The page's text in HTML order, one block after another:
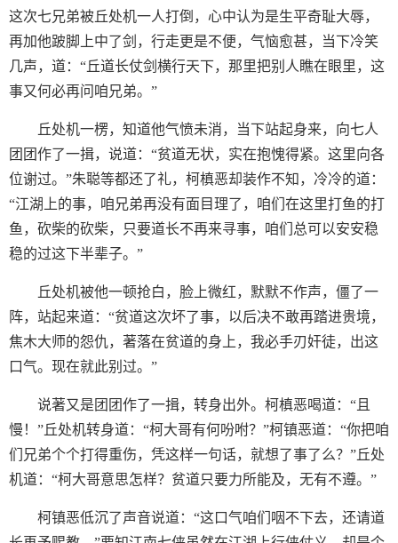
这次七兄弟被丘处机一人打倒，心中认为是生平奇耻大辱，
再加他跛脚上中了剑，行走更是不便，气恼愈甚，当下冷笑
几声，道：“丘道长仗剑横行天下，那里把别人瞧在眼里，这
事又何必再问咱兄弟。”
丘处机一楞，知道他气愤未消，当下站起身来，向七人
团团作了一揖，说道：“贫道无状，实在抱愧得紧。这里向各
位谢过。”朱聪等都还了礼，柯槙恶却装作不知，冷冷的道：
“江湖上的事，咱兄弟再没有面目理了，咱们在这里打鱼的打
鱼，砍柴的砍柴，只要道长不再来寻事，咱们总可以安安稳
稳的过这下半辈子。”
丘处机被他一顿抢白，脸上微红，默默不作声，僵了一
阵，站起来道：“贫道这次坏了事，以后决不敢再踏进贵境，
焦木大师的怨仇，著落在贫道的身上，我必手刃奸徒，出这
口气。现在就此别过。”
说著又是团团作了一揖，转身出外。柯槙恶喝道：“且
慢！”丘处机转身道：“柯大哥有何吩咐？”柯镇恶道：“你把咱
们兄弟个个打得重伤，凭这样一句话，就想了事了么？”丘处
机道：“柯大哥意思怎样？贫道只要力所能及，无有不遵。”
柯镇恶低沉了声音说道：“这口气咱们咽不下去，还请道